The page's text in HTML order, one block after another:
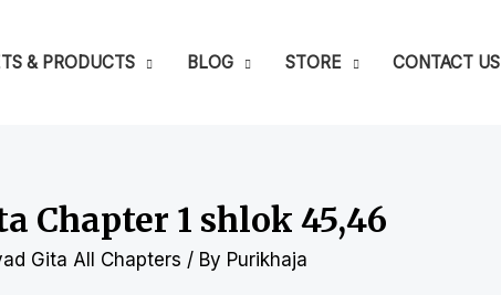
& PRODUCTS BLOG STORE CONTACT US
Chapter 1 shlok 45,46
Gita All Chapters / By Purikhaja